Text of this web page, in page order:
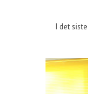
I det